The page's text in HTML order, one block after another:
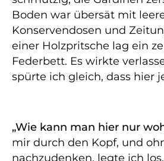
Boden war übersät mit
Konservendosen und
einer Holzpritsche lag ein
Federbett. Es wirkte
spürte ich gleich, dass hier
„Wie kann man hier nur
mir durch den Kopf, und
nachzudenken, legte ich